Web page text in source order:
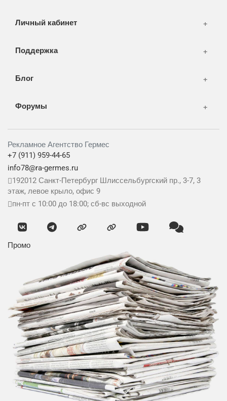
Личный кабинет
Поддержка
Блог
Форумы
Рекламное Агентство Гермес
+7 (911) 959-44-65
info78@ra-germes.ru
192012 Санкт-Петербург Шлиссельбургский пр., 3-7, 3
этаж, левое крыло, офис 9
пн-пт с 10:00 до 18:00; сб-вс выходной
Промо